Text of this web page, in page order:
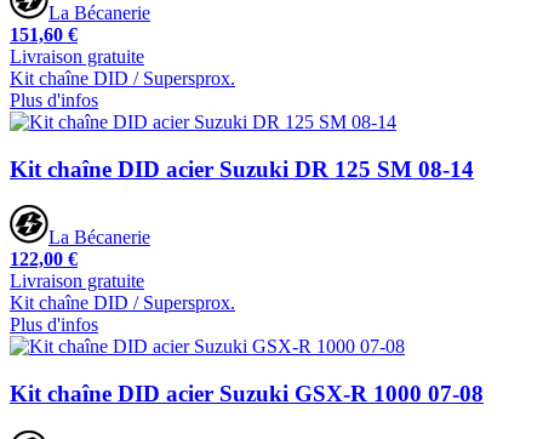
La Bécanerie
151,60 €
Livraison gratuite
Kit chaîne DID / Supersprox.
Plus d'infos
Kit chaîne DID acier Suzuki DR 125 SM 08-14
La Bécanerie
122,00 €
Livraison gratuite
Kit chaîne DID / Supersprox.
Plus d'infos
Kit chaîne DID acier Suzuki GSX-R 1000 07-08